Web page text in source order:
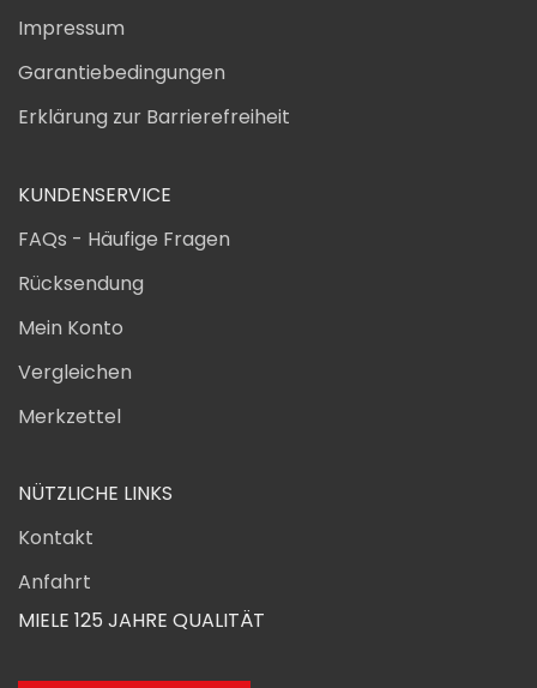
Impressum
Garantiebedingungen
Erklärung zur Barrierefreiheit
KUNDENSERVICE
FAQs - Häufige Fragen
Rücksendung
Mein Konto
Vergleichen
Merkzettel
NÜTZLICHE LINKS
Kontakt
Anfahrt
MIELE 125 JAHRE QUALITÄT